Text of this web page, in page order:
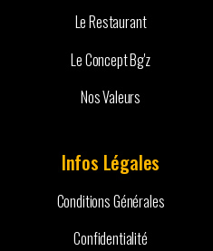
Le Restaurant
Le Concept Bg'z
Nos Valeurs
Infos Légales
Conditions Générales
Confidentialité